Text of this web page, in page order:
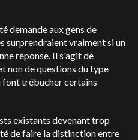
demande aux gens de
surprendraient vraiment si un
réponse. Il s'agit de
non de questions du type
font trébucher certains
existants devenant trop
de faire la distinction entre